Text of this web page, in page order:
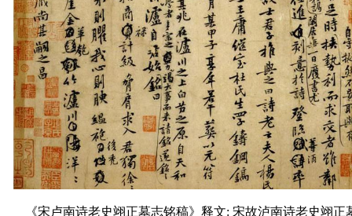
《宋卢南诗老史翊正墓志铭稿》释文: 宋故泸南诗老史翊